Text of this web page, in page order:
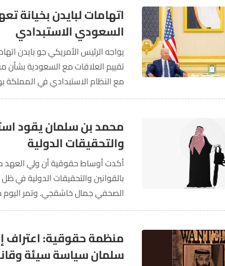
اتهامات لبايدن بخيانة
السعودي الاستبدادي
يواجه الرئيس الأمريكي جو بايدن
تقييم العلاقات مع السعودية
مع النظام الاستبدادي في
الولايات المتحدة في الشرق الأوسط.
محمد بن سلمان يقود
والتحقيقات الدولية
أكدت أوساط حقوقية أن ولي العهد
بالقوانين والتحقيقات الدولية
الصحفي جمال خاشقجي. وتمر
قنصلية المملكة في إسطنبول. وقد...
منظمة حقوقية: اعتراف
سلمان سياسة سيئة